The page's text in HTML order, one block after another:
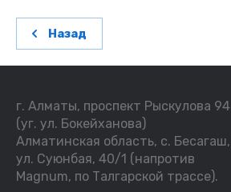
Назад
г. Алматы, проспект Рыскулова 94
(уг. ул. Бокейханова)
Алматинская область, с. Бесагаш,
ул. Суюнбая, 40/1 (напротив
Magnum, по Талгарской трассе).